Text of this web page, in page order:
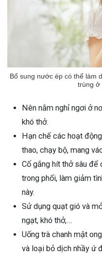
Bổ sung nước ép có thể làm
trùng ở
Nên nằm nghỉ ngơi ở
khó thở.
Hạn chế các hoạt
thao, chạy bộ, mang
Cố gắng hít thở sâu để
trong phổi, làm giảm
này.
Sử dụng quạt gió và
ngạt, khó thở,…
Uống trà chanh mật
và loại bỏ dịch nhầy ứ